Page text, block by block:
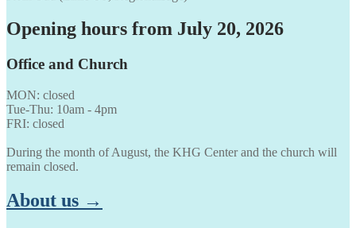
Opening hours from July 20, 2026
Office and Church
MON: closed
Tue-Thu: 10am - 4pm
FRI: closed
During the month of August, the KHG Center and the church will
remain closed.
About us →